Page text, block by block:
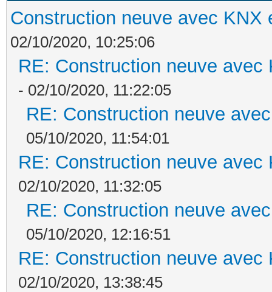
Construction neuve avec KNX
02/10/2020, 10:25:06
RE: Construction neuve avec
- 02/10/2020, 11:22:05
RE: Construction neuve
05/10/2020, 11:54:01
RE: Construction neuve avec
02/10/2020, 11:32:05
RE: Construction neuve
05/10/2020, 12:16:51
RE: Construction neuve avec
02/10/2020, 13:38:45